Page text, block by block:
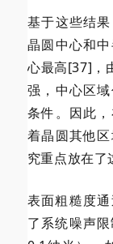
基于这些结
晶圆中心和
心最高[37]，
强，中心区
条件。因此
着晶圆其他
究重点放在了
表面粗糙度
了系统噪声